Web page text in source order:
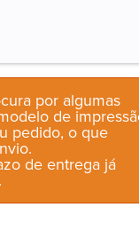
por algumas
de
pedido, o que
de entrega já